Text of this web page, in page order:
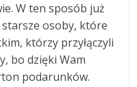
W ten sposób już
osoby, które
którzy przyłączyli
bo dzięki Wam
podarunków.